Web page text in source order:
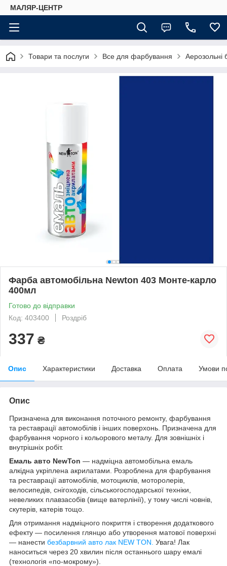
МАЛЯР-ЦЕНТР
Товари та послуги Все для фарбування Аерозольні
Фарба автомобільна Newton 403 Монте-карло
400мл
Готово до відправки
Код: 403400
Роздріб
337 ₴
Опис Характеристики Доставка Оплата Умови
Опис
Призначена для виконання поточного ремонту, фарбування
та реставрації автомобілів і інших поверхонь. Призначена для
фарбування чорного і кольорового металу. Для зовнішніх і
внутрішніх робіт.
Емаль авто NewTon — надміцна автомобільна емаль
алкідна укріплена акрилатами. Розроблена для фарбування
та реставрації автомобілів, мотоциклів, моторолерів,
велосипедів, снігоходів, сільськогосподарської техніки,
невеликих плавзасобів (вище ватерлінії), у тому числі човнів,
скутерів, катерів тощо.
Для отримання надміцного покриття і створення додаткового
ефекту — посилення глянцю або утворення матової поверхні
— нанести безбарвний авто лак NEW TON. Увага! Лак
наноситься через 20 хвилин після останнього шару емалі
(технологія «по-мокрому»).